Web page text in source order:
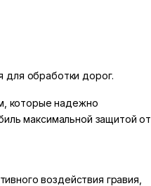
для обработки дорог.
которые надежно
максимальной защитой от
воздействия гравия,